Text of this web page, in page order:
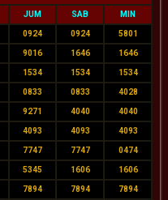
JUM SAB MIN
0924 0924 5801
9016 1646 1646
1534 1534 1534
0833 0833 4028
9271 4040 4040
4093 4093 4093
7747 7747 0474
5345 1606 1606
7894 7894 7894